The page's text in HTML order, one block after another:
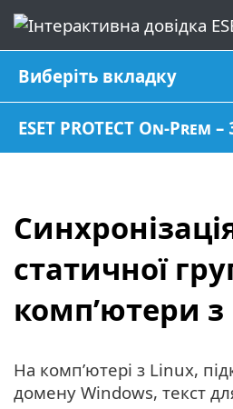
Виберіть вкладку
ESET PROTECT On-Prem –
статичної
комп’ютери
На комп’ютері з Linux,
домену Windows, текст